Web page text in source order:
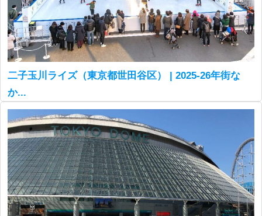
二子玉川ライズ（東京都世田谷区） | 2025-26年街な
か...